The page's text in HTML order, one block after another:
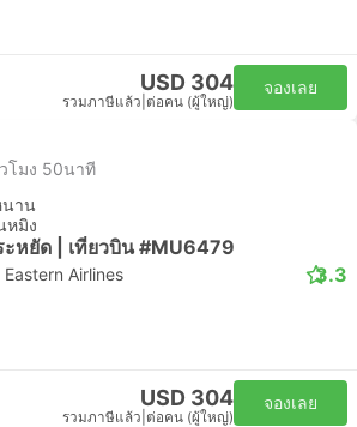
USD 304
รวมภาษีแล้ว ต่อคน (ผู้ใหญ่)
จองเลย
โมง 50นาที
นาน
หมิง
หยัด | เที่ยวบิน #MU6479
Eastern Airlines 3.3
USD 304
รวมภาษีแล้ว ต่อคน (ผู้ใหญ่)
จองเลย